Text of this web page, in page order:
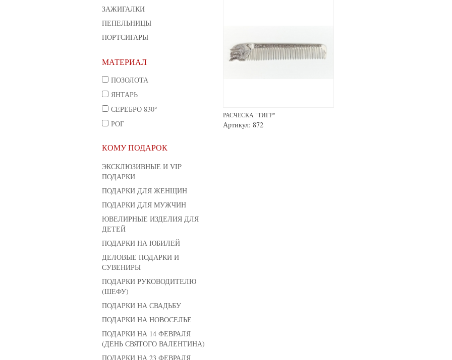
ЗАЖИГАЛКИ
ПЕПЕЛЬНИЦЫ
ПОРТСИГАРЫ
МАТЕРИАЛ
ПОЗОЛОТА
ЯНТАРЬ
СЕРЕБРО 830°
РОГ
КОМУ ПОДАРОК
ЭКСКЛЮЗИВНЫЕ И VIP
ПОДАРКИ
ПОДАРКИ ДЛЯ ЖЕНЩИН
ПОДАРКИ ДЛЯ МУЖЧИН
ЮВЕЛИРНЫЕ ИЗДЕЛИЯ ДЛЯ
ДЕТЕЙ
ПОДАРКИ НА ЮБИЛЕЙ
ДЕЛОВЫЕ ПОДАРКИ И
СУВЕНИРЫ
ПОДАРКИ РУКОВОДИТЕЛЮ
(ШЕФУ)
ПОДАРКИ НА СВАДЬБУ
ПОДАРКИ НА НОВОСЕЛЬЕ
ПОДАРКИ НА 14 ФЕВРАЛЯ
(ДЕНЬ СВЯТОГО ВАЛЕНТИНА)
ПОДАРКИ НА 23 ФЕВРАЛЯ
РАСЧЕСКА "ТИГР"
Артикул: 872